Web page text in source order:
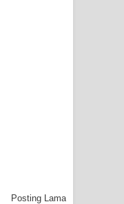
Posting Lama